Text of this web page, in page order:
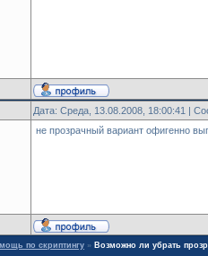
Дата: Среда, 13.08.2008, 18:00:41 |
не прозрачный вариант офигенно
по скриптингу » Возможно ли убрать